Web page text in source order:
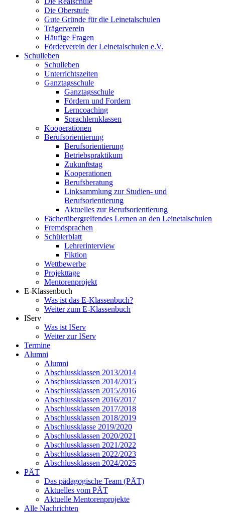
Die Oberstufe
Gute Gründe für die Leinetalschulen
Trägerverein
Häufige Fragen
Förderverein der Leinetalschulen e.V.
Schulleben
Schulleben
Unterrichtszeiten
Ganztagsschule
Ganztagsschule
Fördern und Fordern
Lerncoaching
Sprachlernklassen
Kooperationen
Berufsorientierung
Berufsorientierung
Betriebspraktikum
Zukunftstag
Kooperationen
Berufsberatung
Linksammlung zur Studien- und
Berufsorientierung
Aktuelles zur Berufsorientierung
Fächerübergreifendes Lernen an den Leinetalschulen
Fremdsprachen
Schülerblatt
Lehrerinterview
Fiktion
Wettbewerbe
Projekttage
Mentorenprojekt
E-Klassenbuch
Was ist das E-Klassenbuch?
Weiter zum E-Klassenbuch
IServ
Was ist IServ
Weiter zur IServ
Termine
Alumni
Alumni
Abschlussklassen 2013/2014
Abschlussklassen 2014/2015
Abschlussklassen 2015/2016
Abschlussklassen 2016/2017
Abschlussklassen 2017/2018
Abschlussklassen 2018/2019
Abschlussklasse 2019/2020
Abschlussklassen 2020/2021
Abschlussklassen 2021/2022
Abschlussklassen 2022/2023
Abschlussklassen 2024/2025
PÄT
Das pädagogische Team (PÄT)
Aktuelles vom PÄT
Aktuelle Mentorenprojekte
Alle Nachrichten